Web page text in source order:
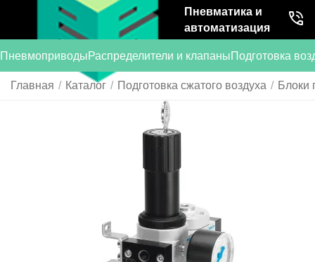
Пневматика и
автоматизация
ПневмоприводыРаспределители и клапаныПодготовка
Главная / Каталог / Подготовка сжатого воздуха / Блоки